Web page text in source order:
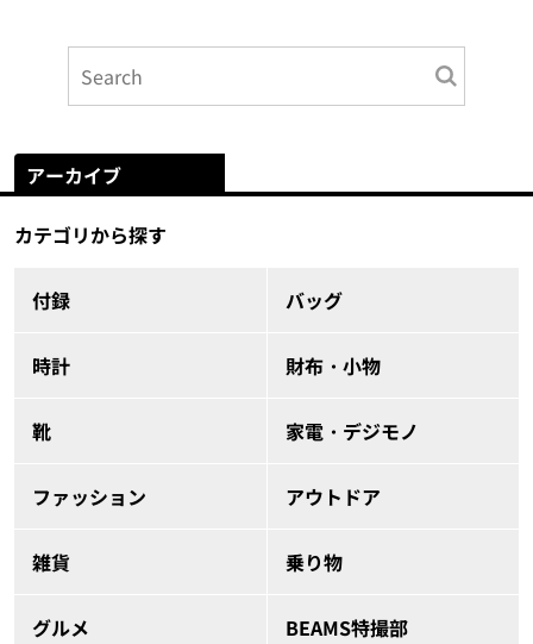
アーカイブ
カテゴリから探す
付録 バッグ
時計 財布・小物
靴 家電・デジモノ
ファッション アウトドア
雑貨 乗り物
グルメ BEAMS特撮部